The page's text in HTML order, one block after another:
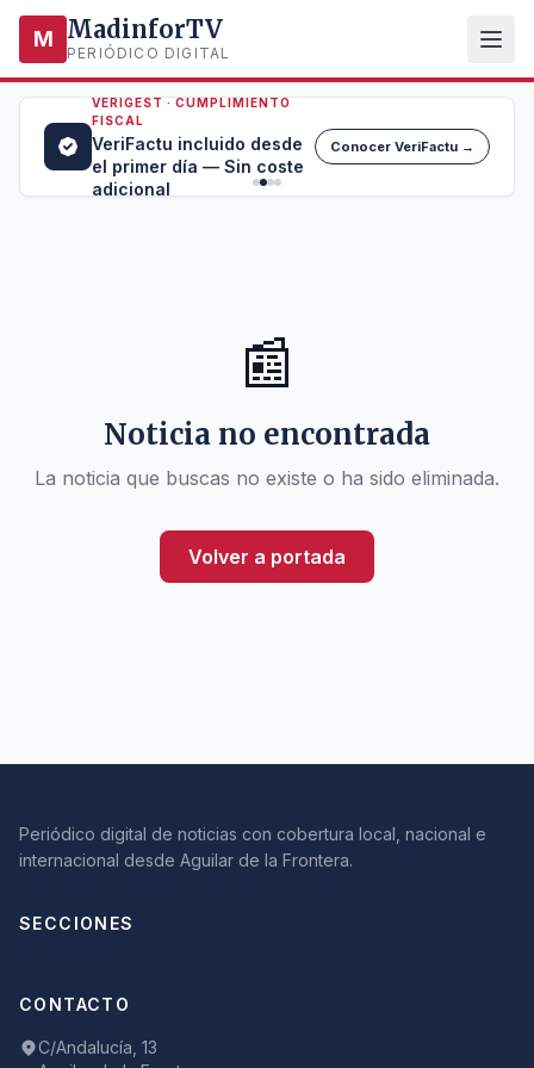
M MadinforTV
PERIÓDICO DIGITAL
VERIGEST · CUMPLIMIENTO
FISCAL
VeriFactu incluido desde
el primer día — Sin coste
adicional
Conocer VeriFactu →
📰
Noticia no encontrada
La noticia que buscas no existe o ha sido eliminada.
Volver a portada
Periódico digital de noticias con cobertura local, nacional e
internacional desde Aguilar de la Frontera.
SECCIONES
CONTACTO
C/Andalucía, 13